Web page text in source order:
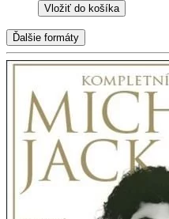
Vložiť do košíka
Ďalšie formáty